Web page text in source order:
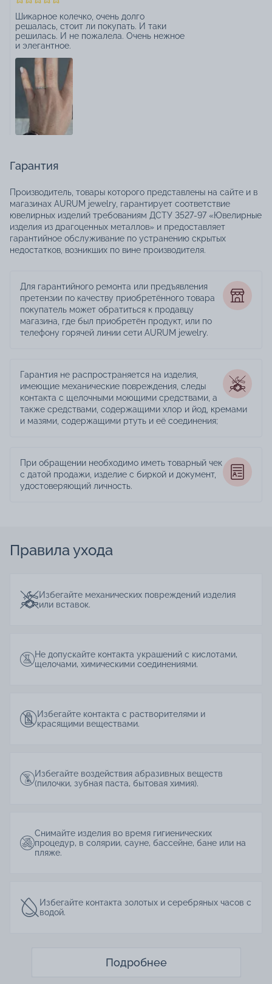
Шикарное колечко, очень долго
решалась, стоит ли покупать. И таки
решилась. И не пожалела. Очень нежное
и элегантное.
Гарантия
Производитель, товары которого представлены на сайте и в
магазинах AURUM jewelry, гарантирует соответствие
ювелирных изделий требованиям ДСТУ 3527-97 «Ювелирные
изделия из драгоценных металлов» и предоставляет
гарантийное обслуживание по устранению скрытых
недостатков, возникших по вине производителя.
Для гарантийного ремонта или предъявления
претензии по качеству приобретённого товара
покупатель может обратиться к продавцу
магазина, где был приобретён продукт, или по
телефону горячей линии сети AURUM jewelry.
Гарантия не распространяется на изделия,
имеющие механические повреждения, следы
контакта с щелочными моющими средствами, а
также средствами, содержащими хлор и йод, кремами
и мазями, содержащими ртуть и её соединения;
При обращении необходимо иметь товарный чек
с датой продажи, изделие с биркой и документ,
удостоверяющий личность.
Правила ухода
Избегайте механических повреждений изделия
или вставок.
Не допускайте контакта украшений с кислотами,
щелочами, химическими соединениями.
Избегайте контакта с растворителями и
красящими веществами.
Избегайте воздействия абразивных веществ
(пилочки, зубная паста, бытовая химия).
Снимайте изделия во время гигиенических
процедур, в солярии, сауне, бассейне, бане или на
пляже.
Избегайте контакта золотых и серебряных часов с
водой.
Подробнее